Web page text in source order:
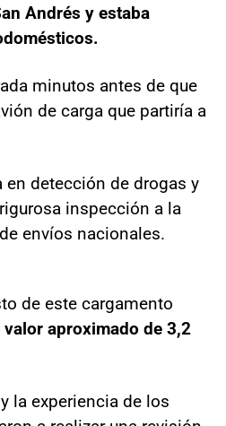
Andrés y estaba
minutos antes de que
de carga que partiría a
en detección de drogas y
inspección a la
envíos nacionales.
de este cargamento
aproximado de 3,2
la experiencia de los